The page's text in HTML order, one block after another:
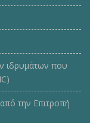
ιδρυμάτων που
την Επιτροπή